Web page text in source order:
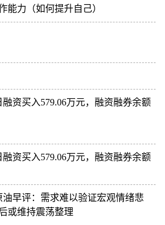
能力（如何提升自己）
资买入579.06万元，融资融券余额
资买入579.06万元，融资融券余额
油早评：需求难以验证宏观情绪悲
或维持震荡整理